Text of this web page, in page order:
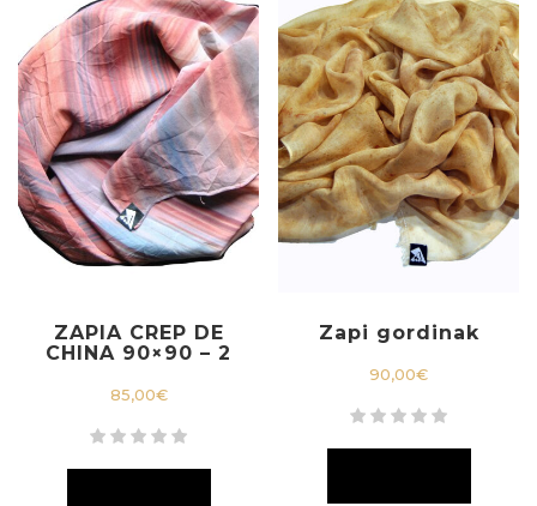
ZAPIA CREP DE
CHINA 90×90 – 2
85,00€
Zapi gordinak
90,00€